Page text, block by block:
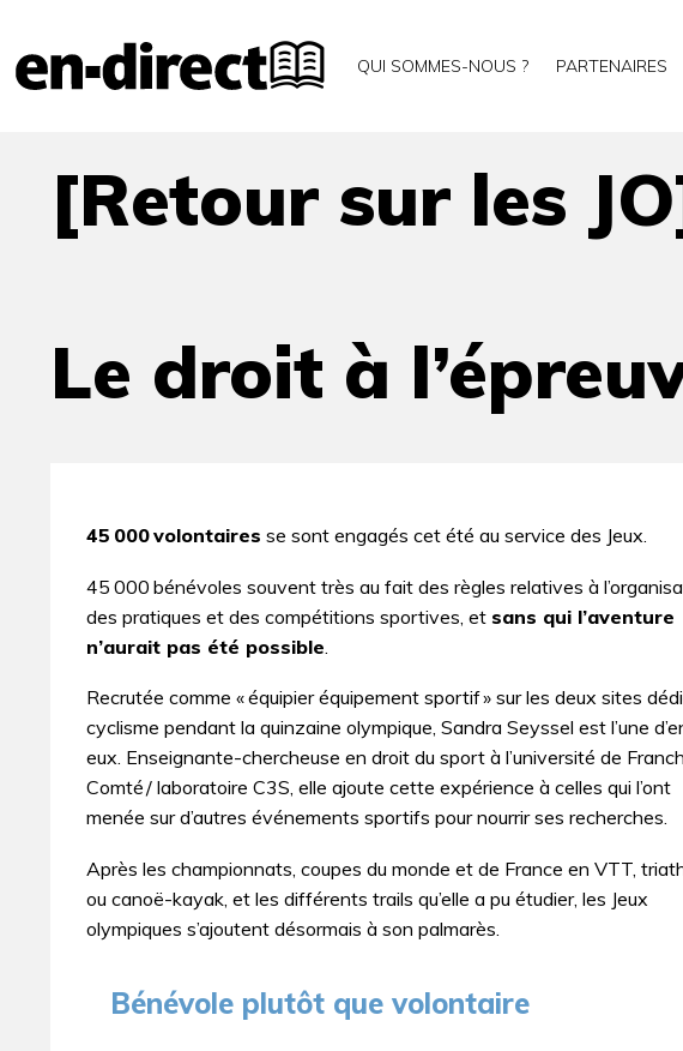
QUI SOMMES-NOUS ? PARTENAIRES
Accueil Archives
[Retour sur les JO]
Le droit à l’épreuve de l’olympisme
[Retour sur les
Le droit à
45 000 volontaires se sont engagés cet été au service des Jeux.
45 000 bénévoles souvent très au fait des règles relatives à
des pratiques et des compétitions sportives, et sans qui l’aventure
n’aurait pas été possible
Recrutée comme « équipier équipement sportif » sur les deux sites
cyclisme pendant la quinzaine olympique, Sandra Seyssel est l’une
eux. Enseignante-chercheuse en droit du sport à l’université de
Comté / laboratoire C3S, elle ajoute cette expérience à celles qui l’ont
menée sur d’autres événements sportifs pour nourrir ses recherches.
Après les championnats, coupes du monde et de France en VTT,
ou canoë-kayak, et les différents trails qu’elle a pu étudier, les Jeux
olympiques s’ajoutent désormais à son palmarès.
Bénévole plutôt que volontaire